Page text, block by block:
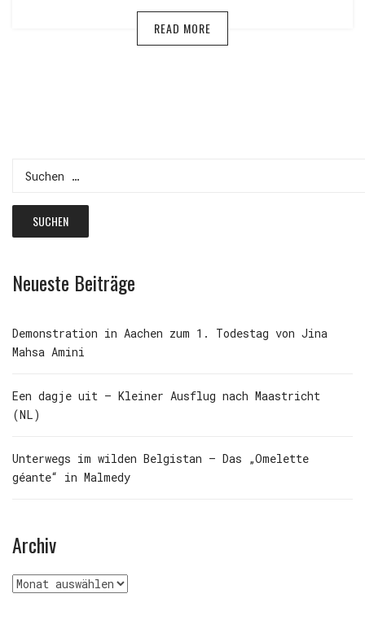
READ MORE
Suchen
Neueste Beiträge
Demonstration in Aachen zum 1. Todestag von Jina
Mahsa Amini
Een dagje uit – Kleiner Ausflug nach Maastricht
(NL)
Unterwegs im wilden Belgistan – Das „Omelette
géante“ in Malmedy
Archiv
Archiv